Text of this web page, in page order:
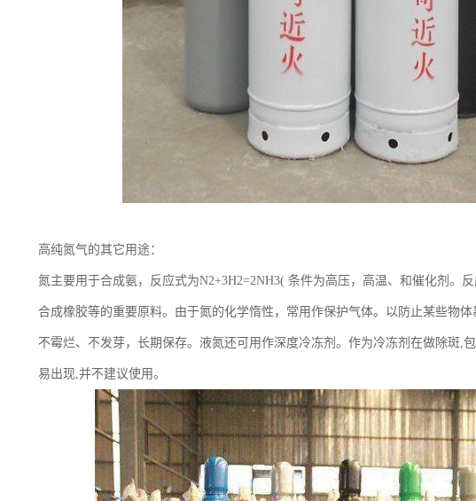
高纯氮气的其它用途：
氮主要用于合成氨，反应式为N2+3H2=2NH3( 条件为高压，高温、和催化剂。
合成橡胶等的重要原料。由于氮的化学惰性，常用作保护气体。以防止某些物
不霉烂、不发芽，长期保存。液氮还可用作深度冷冻剂。作为冷冻剂在做除斑,
易出现,并不建议使用。